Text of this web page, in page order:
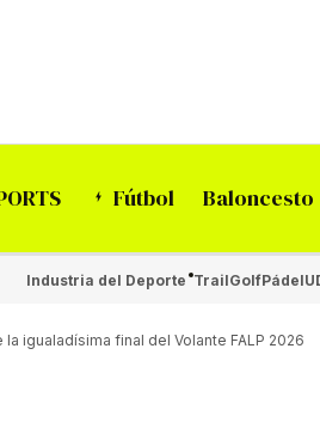
Fútbol Baloncesto
Industria del Deporte TrailGolfPádel
igualadísima final del Volante FALP 2026